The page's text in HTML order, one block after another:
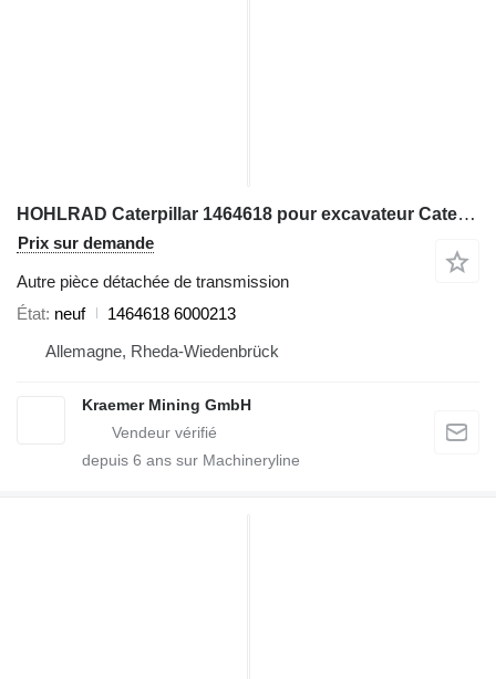
HOHLRAD Caterpillar 1464618 pour excavateur Caterpillar
Prix sur demande
Autre pièce détachée de transmission
État neuf
1464618 6000213
Allemagne, Rheda-Wiedenbrück
Kraemer Mining GmbH
depuis 6 ans sur Machineryline